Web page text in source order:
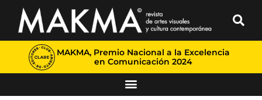
MAKMA, Premio Nacional a la Excelencia
en Comunicación 2024